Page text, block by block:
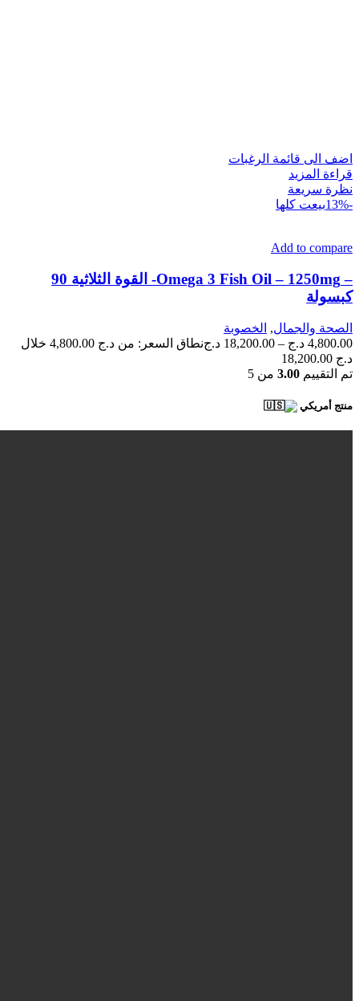
اضف الى قائمة الرغبات
قراءة المزيد
نظرة سريعة
-13%
بيعت كلها
Add to compare
– Omega 3 Fish Oil – 1250mg- القوة الثلاثية 90
كبسولة
الصحة والجمال, الخصوبة
4,800.00 د.ج –
18,200.00 د.ج
نطاق السعر: من ⁦4,800.00 د.ج⁩ خلال
تم التقييم 3.00 من 5
منتج أمريكي